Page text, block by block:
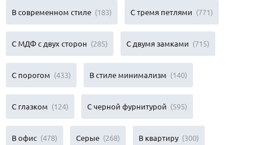
В современном стиле (183) С тремя петлями (771)
С МДФ с двух сторон (285) С двумя замками (715)
С порогом (433) В стиле минимализм (140)
С глазком (124) С черной фурнитурой (595)
В офис (478) Серые (268) В квартиру (300)